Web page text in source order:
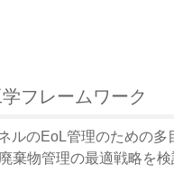
フレームワーク
ルのEoL管理のための
棄物管理の最適戦略を検